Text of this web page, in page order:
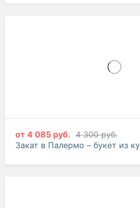
от 4 085 руб. 4 300 руб.
Закат в Палермо – букет из